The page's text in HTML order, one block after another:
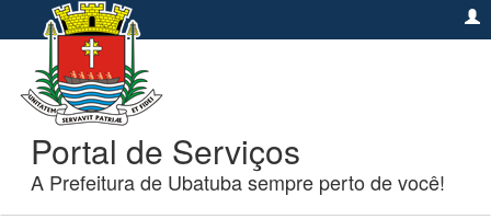
Portal de Serviços
A Prefeitura de Ubatuba sempre perto de você!